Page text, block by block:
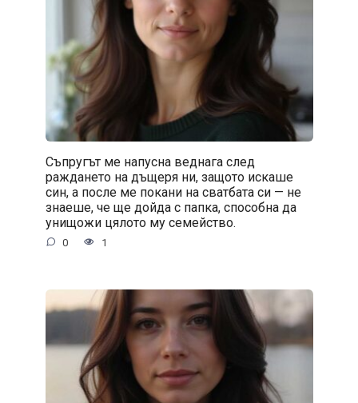
Съпругът ме напусна веднага след
раждането на дъщеря ни, защото искаше
син, а после ме покани на сватбата си — не
знаеше, че ще дойда с папка, способна да
унищожи цялото му семейство.
0 1